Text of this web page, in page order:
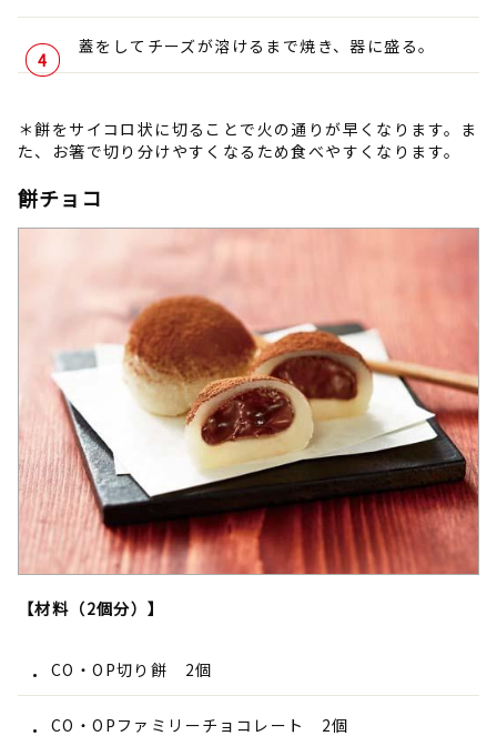
蓋をしてチーズが溶けるまで焼き、器に盛る。
＊餅をサイコロ状に切ることで火の通りが早くなります。ま
た、お箸で切り分けやすくなるため食べやすくなります。
餅チョコ
【材料（2個分）】
CO・OP切り餅 2個
CO・OPファミリーチョコレート 2個